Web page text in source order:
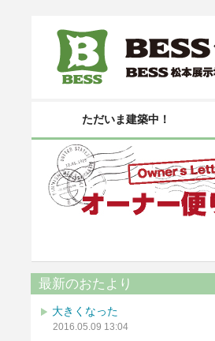
ただいま建築中！
最新のおたより
大きくなった
2016.05.09 13:04